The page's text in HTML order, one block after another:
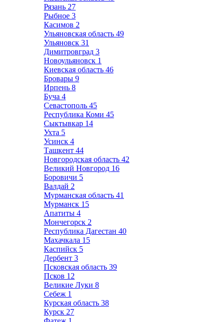
Рязань 27
Рыбное 3
Касимов 2
Ульяновская область 49
Ульяновск 31
Димитровград 3
Новоульяновск 1
Киевская область 46
Бровары 9
Ирпень 8
Буча 4
Севастополь 45
Республика Коми 45
Сыктывкар 14
Ухта 5
Усинск 4
Ташкент 44
Новгородская область 42
Великий Новгород 16
Боровичи 5
Валдай 2
Мурманская область 41
Мурманск 15
Апатиты 4
Мончегорск 2
Республика Дагестан 40
Махачкала 15
Каспийск 5
Дербент 3
Псковская область 39
Псков 12
Великие Луки 8
Себеж 1
Курская область 38
Курск 27